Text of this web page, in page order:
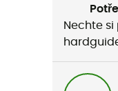
Pěší turistika /
Skialpinismus /
Nechte